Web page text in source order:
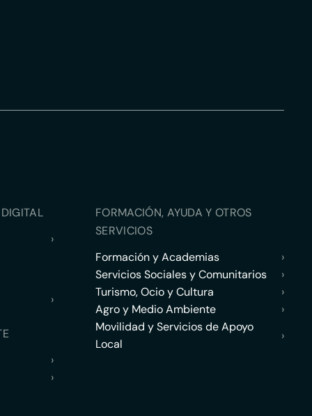
›
›
›
›
FORMACIÓN, AYUDA Y OTROS
SERVICIOS
Formación y Academias
›
Servicios Sociales y Comunitarios
›
Turismo, Ocio y Cultura
›
Agro y Medio Ambiente
›
Movilidad y Servicios de Apoyo
Local
›